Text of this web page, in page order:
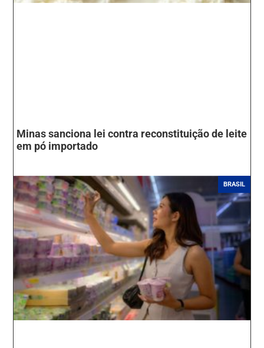
Minas sanciona lei contra reconstituição de leite
em pó importado
BRASIL